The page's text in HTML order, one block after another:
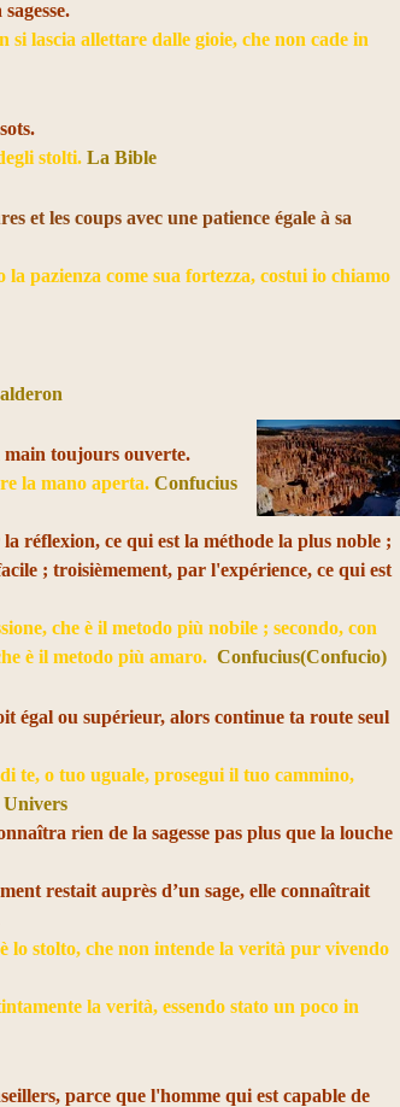
si lascia allettare dalle gioie, che non cade in
stolti.La Bible
et les coups avec une patience égale à sa
pazienza come sua fortezza, costui io chiamo
toujours ouverte.
la mano aperta.Confucius
réflexion, ce qui est la méthode la plus noble ;
; troisièmement, par l'expérience, ce qui est
che è il metodo più nobile ; secondo, con
è il metodo più amaro.Confucius(Confucio)
égal ou supérieur, alors continue ta route seul
te, o tuo uguale, prosegui il tuo cammino,
Univers
rien de la sagesse pas plus que la louche
restait auprès d’un sage, elle connaîtrait
lo stolto, che non intende la verità pur vivendo
la verità, essendo stato un poco in
parce que l'homme qui est capable de